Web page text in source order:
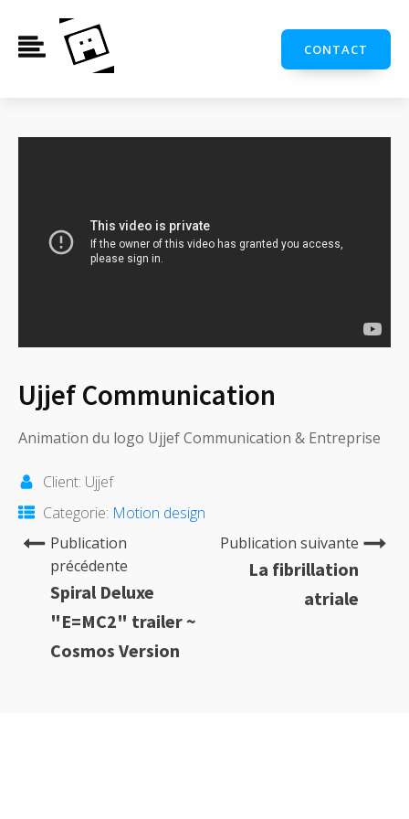
CONTACT
Ujjef Communication
Animation du logo Ujjef Communication & Entreprise
Client: Ujjef
Categorie: Motion design
Publication
précédente
Spiral Deluxe
"E=MC2" trailer ~
Cosmos Version
Publication suivante
La fibrillation
atriale